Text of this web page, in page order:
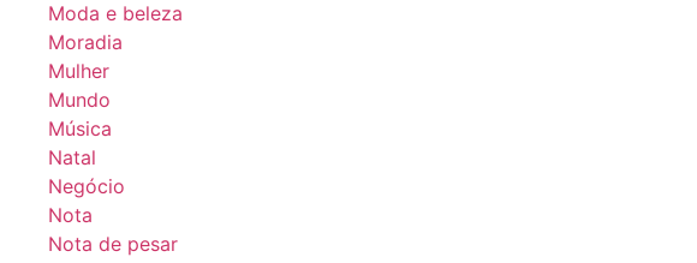
Moda e beleza
Moradia
Mulher
Mundo
Música
Natal
Negócio
Nota
Nota de pesar